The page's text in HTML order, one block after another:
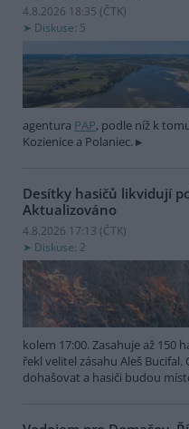
4.8.2026 18:35 (ČTK)
Diskuse: 5
agentura PAP, podle níž k
Kozienice a Polaniec.
Desítky hasičů likvidují
Aktualizováno
4.8.2026 17:13 (ČTK)
Diskuse: 2
kolem 17:00. Zasahuje až 150
řekl velitel zásahu Aleš
dohašovat a hasiči budou